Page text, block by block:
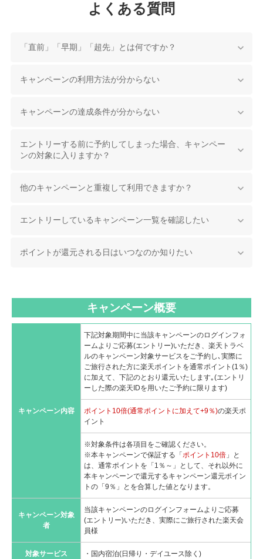
よくある質問
「直前」「早期」「超先」とは何ですか？
キャンペーンの利用方法が分からない
キャンペーンの達成条件が分からない
エントリーする前に予約してしまった場合、キャンペー
ンの対象に入りますか？
他のキャンペーンと重複して利用できますか？
エントリーしているキャンペーン一覧を確認したい
ポイントが還元される日はいつなのか知りたい
キャンペーン概要
キャンペーン内容
下記対象期間中に当該キャンペーンのログインフォ
ームよりご応募(エントリー)いただき、楽天トラベ
ルのキャンペーン対象サービスをご予約し､実際に
ご旅行された方に楽天ポイントを通常ポイント(1％)
に加えて、下記のとおり還元いたします｡(エントリ
ーした際の楽天IDを用いたご予約に限ります)
ポイント10倍(通常ポイントに加えて+9％)の楽天ポ
イント
※対象条件は各項目をご確認ください。
※本キャンペーンで保証する「 ポイント10倍 」と
は、通常ポイントを「1％～」として、それ以外に
本キャンペーンで還元するキャンペーン還元ポイン
トの「9％」とを合算した値となります。
キャンペーン対象
者
当該キャンペーンのログインフォームよりご応募
(エントリー)いただき、実際にご旅行された楽天会
員様
対象サービス ・国内宿泊(日帰り・デイユース除く)